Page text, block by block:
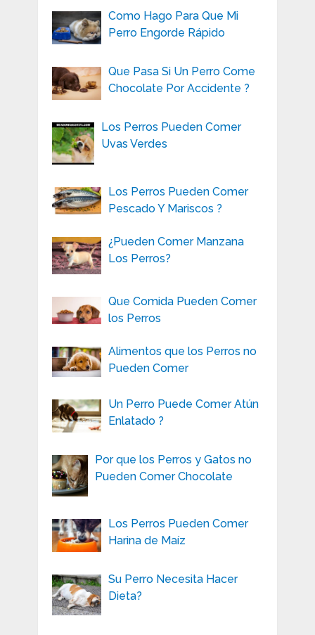
Como Hago Para Que Mi
Perro Engorde Rápido
Que Pasa Si Un Perro Come
Chocolate Por Accidente ?
Los Perros Pueden Comer
Uvas Verdes
Los Perros Pueden Comer
Pescado Y Mariscos ?
¿Pueden Comer Manzana
Los Perros?
Que Comida Pueden Comer
los Perros
Alimentos que los Perros no
Pueden Comer
Un Perro Puede Comer Atún
Enlatado ?
Por que los Perros y Gatos no
Pueden Comer Chocolate
Los Perros Pueden Comer
Harina de Maíz
Su Perro Necesita Hacer
Dieta?